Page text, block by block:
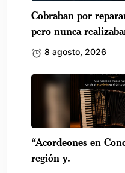
Cobraban por
pero nunca
8 agosto, 2026
“Acordeones en
región y.